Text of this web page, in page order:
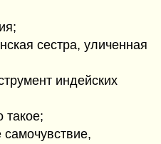
сестра, уличенная
индейских
такое;